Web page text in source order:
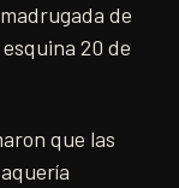
de
20 de
que las